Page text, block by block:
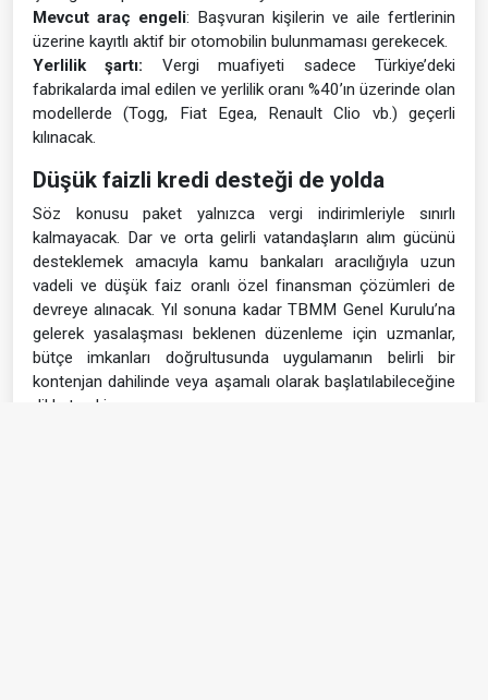
Mevcut araç engeli: Başvuran kişilerin ve aile fertlerinin
üzerine kayıtlı aktif bir otomobilin bulunmaması gerekecek.
Yerlilik şartı: Vergi muafiyeti sadece Türkiye’deki
fabrikalarda imal edilen ve yerlilik oranı %40’ın üzerinde olan
modellerde (Togg, Fiat Egea, Renault Clio vb.) geçerli
kılınacak.
Düşük faizli kredi desteği de yolda
Söz konusu paket yalnızca vergi indirimleriyle sınırlı
kalmayacak. Dar ve orta gelirli vatandaşların alım gücünü
desteklemek amacıyla kamu bankaları aracılığıyla uzun
vadeli ve düşük faiz oranlı özel finansman çözümleri de
devreye alınacak. Yıl sonuna kadar TBMM Genel Kurulu’na
gelerek yasalaşması beklenen düzenleme için uzmanlar,
bütçe imkanları doğrultusunda uygulamanın belirli bir
kontenjan dahilinde veya aşamalı olarak başlatılabileceğine
dikkat çekiyor.